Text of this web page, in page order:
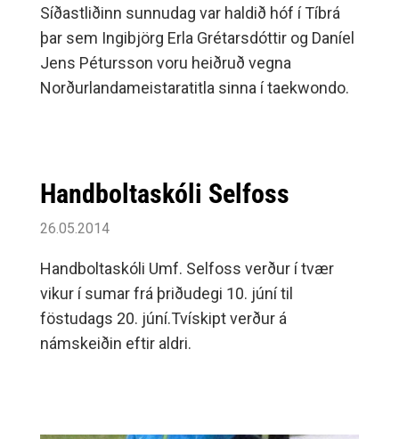
Síðastliðinn sunnudag var haldið hóf í Tíbrá
þar sem Ingibjörg Erla Grétarsdóttir og Daníel
Jens Pétursson voru heiðruð vegna
Norðurlandameistaratitla sinna í taekwondo.
Handboltaskóli Selfoss
26.05.2014
Handboltaskóli Umf. Selfoss verður í tvær
vikur í sumar frá þriðudegi 10. júní til
föstudags 20. júní.Tvískipt verður á
námskeiðin eftir aldri.